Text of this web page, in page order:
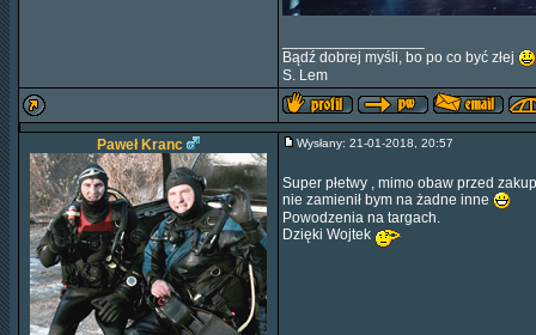
Bądź dobrej myśli, bo po co być złej
S. Lem
Paweł Kranc Wysłany: 21-01-2018, 20:57
Super płetwy , mimo obaw przed
nie zamienił bym na żadne inne
Powodzenia na targach.
Dzięki Wojtek